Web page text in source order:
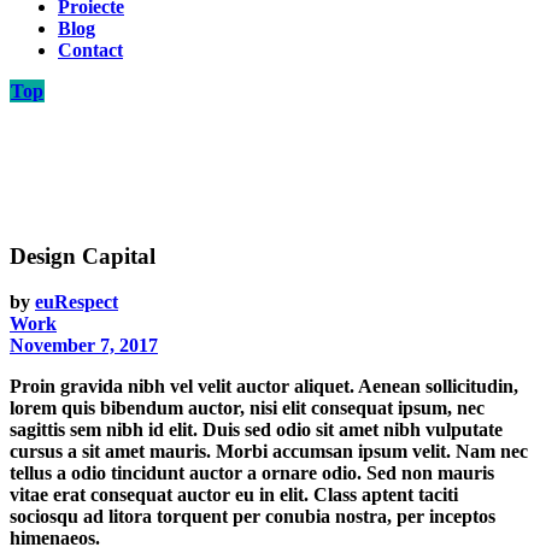
Proiecte
Blog
Contact
Top
Design Capital
by euRespect
Work
November 7, 2017
Proin gravida nibh vel velit auctor aliquet. Aenean sollicitudin,
lorem quis bibendum auctor, nisi elit consequat ipsum, nec
sagittis sem nibh id elit. Duis sed odio sit amet nibh vulputate
cursus a sit amet mauris. Morbi accumsan ipsum velit. Nam nec
tellus a odio tincidunt auctor a ornare odio. Sed non mauris
vitae erat consequat auctor eu in elit. Class aptent taciti
sociosqu ad litora torquent per conubia nostra, per inceptos
himenaeos.